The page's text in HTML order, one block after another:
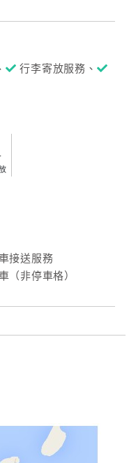
行李寄放服務、
接送服務
（非停車格）